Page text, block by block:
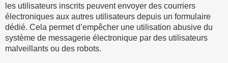
les utilisateurs inscrits peuvent envoyer des courriers
électroniques aux autres utilisateurs depuis un formulaire
dédié. Cela permet d’empêcher une utilisation abusive du
système de messagerie électronique par des utilisateurs
malveillants ou des robots.